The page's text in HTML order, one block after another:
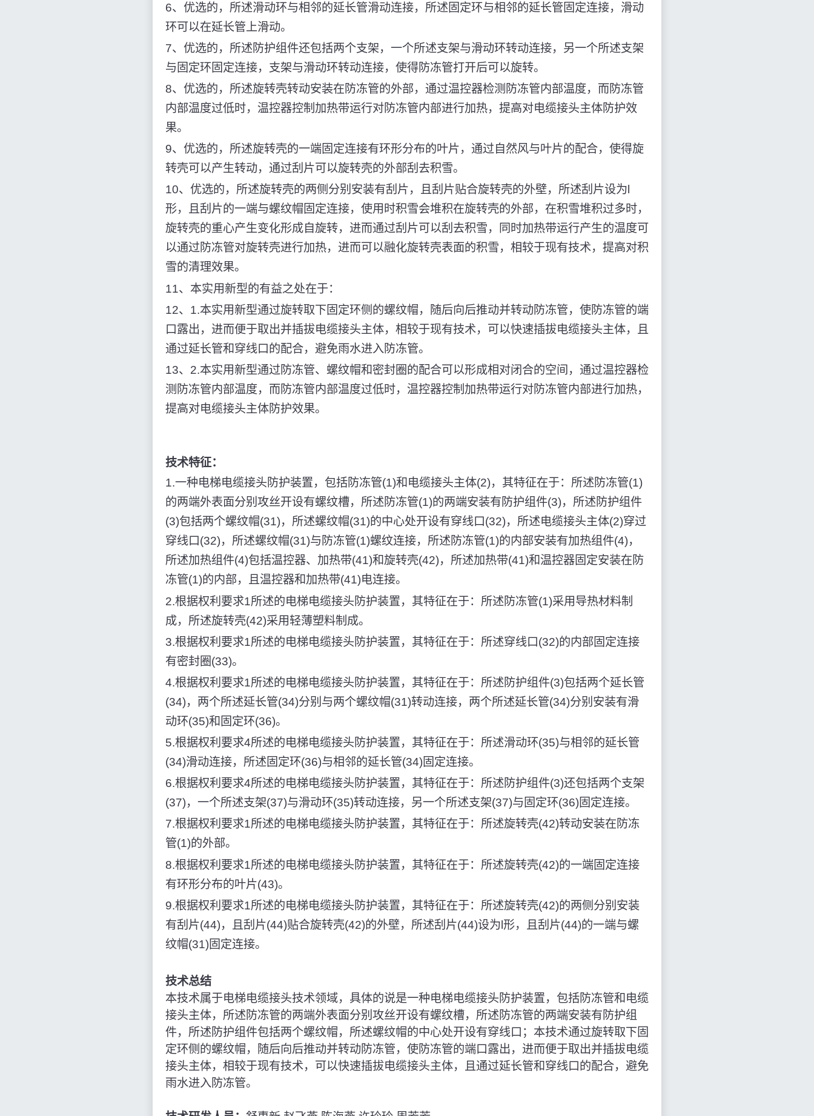
6、优选的，所述滑动环与相邻的延长管滑动连接，所述固定环与相邻的延长管固定连接，滑动
环可以在延长管上滑动。
7、优选的，所述防护组件还包括两个支架，一个所述支架与滑动环转动连接，另一个所述支架
与固定环固定连接，支架与滑动环转动连接，使得防冻管打开后可以旋转。
8、优选的，所述旋转壳转动安装在防冻管的外部，通过温控器检测防冻管内部温度，而防冻管
内部温度过低时，温控器控制加热带运行对防冻管内部进行加热，提高对电缆接头主体防护效
果。
9、优选的，所述旋转壳的一端固定连接有环形分布的叶片，通过自然风与叶片的配合，使得旋
转壳可以产生转动，通过刮片可以旋转壳的外部刮去积雪。
10、优选的，所述旋转壳的两侧分别安装有刮片，且刮片贴合旋转壳的外壁，所述刮片设为l
形，且刮片的一端与螺纹帽固定连接，使用时积雪会堆积在旋转壳的外部，在积雪堆积过多时，
旋转壳的重心产生变化形成自旋转，进而通过刮片可以刮去积雪，同时加热带运行产生的温度可
以通过防冻管对旋转壳进行加热，进而可以融化旋转壳表面的积雪，相较于现有技术，提高对积
雪的清理效果。
11、本实用新型的有益之处在于：
12、1.本实用新型通过旋转取下固定环侧的螺纹帽，随后向后推动并转动防冻管，使防冻管的端
口露出，进而便于取出并插拔电缆接头主体，相较于现有技术，可以快速插拔电缆接头主体，且
通过延长管和穿线口的配合，避免雨水进入防冻管。
13、2.本实用新型通过防冻管、螺纹帽和密封圈的配合可以形成相对闭合的空间，通过温控器检
测防冻管内部温度，而防冻管内部温度过低时，温控器控制加热带运行对防冻管内部进行加热，
提高对电缆接头主体防护效果。
技术特征：
1.一种电梯电缆接头防护装置，包括防冻管(1)和电缆接头主体(2)，其特征在于：所述防冻管(1)
的两端外表面分别攻丝开设有螺纹槽，所述防冻管(1)的两端安装有防护组件(3)，所述防护组件
(3)包括两个螺纹帽(31)，所述螺纹帽(31)的中心处开设有穿线口(32)，所述电缆接头主体(2)穿过
穿线口(32)，所述螺纹帽(31)与防冻管(1)螺纹连接，所述防冻管(1)的内部安装有加热组件(4)，
所述加热组件(4)包括温控器、加热带(41)和旋转壳(42)，所述加热带(41)和温控器固定安装在防
冻管(1)的内部，且温控器和加热带(41)电连接。
2.根据权利要求1所述的电梯电缆接头防护装置，其特征在于：所述防冻管(1)采用导热材料制
成，所述旋转壳(42)采用轻薄塑料制成。
3.根据权利要求1所述的电梯电缆接头防护装置，其特征在于：所述穿线口(32)的内部固定连接
有密封圈(33)。
4.根据权利要求1所述的电梯电缆接头防护装置，其特征在于：所述防护组件(3)包括两个延长管
(34)，两个所述延长管(34)分别与两个螺纹帽(31)转动连接，两个所述延长管(34)分别安装有滑
动环(35)和固定环(36)。
5.根据权利要求4所述的电梯电缆接头防护装置，其特征在于：所述滑动环(35)与相邻的延长管
(34)滑动连接，所述固定环(36)与相邻的延长管(34)固定连接。
6.根据权利要求4所述的电梯电缆接头防护装置，其特征在于：所述防护组件(3)还包括两个支架
(37)，一个所述支架(37)与滑动环(35)转动连接，另一个所述支架(37)与固定环(36)固定连接。
7.根据权利要求1所述的电梯电缆接头防护装置，其特征在于：所述旋转壳(42)转动安装在防冻
管(1)的外部。
8.根据权利要求1所述的电梯电缆接头防护装置，其特征在于：所述旋转壳(42)的一端固定连接
有环形分布的叶片(43)。
9.根据权利要求1所述的电梯电缆接头防护装置，其特征在于：所述旋转壳(42)的两侧分别安装
有刮片(44)，且刮片(44)贴合旋转壳(42)的外壁，所述刮片(44)设为l形，且刮片(44)的一端与螺
纹帽(31)固定连接。
技术总结
本技术属于电梯电缆接头技术领域，具体的说是一种电梯电缆接头防护装置，包括防冻管和电缆
接头主体，所述防冻管的两端外表面分别攻丝开设有螺纹槽，所述防冻管的两端安装有防护组
件，所述防护组件包括两个螺纹帽，所述螺纹帽的中心处开设有穿线口；本技术通过旋转取下固
定环侧的螺纹帽，随后向后推动并转动防冻管，使防冻管的端口露出，进而便于取出并插拔电缆
接头主体，相较于现有技术，可以快速插拔电缆接头主体，且通过延长管和穿线口的配合，避免
雨水进入防冻管。